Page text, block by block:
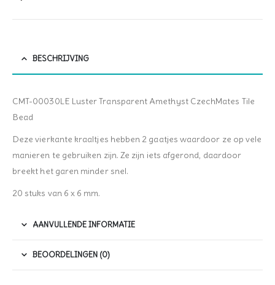
BESCHRIJVING
CMT-00030LE Luster Transparent Amethyst CzechMates Tile
Bead
Deze vierkante kraaltjes hebben 2 gaatjes waardoor ze op vele
manieren te gebruiken zijn. Ze zijn iets afgerond, daardoor
breekt het garen minder snel.
20 stuks van 6 x 6 mm.
AANVULLENDE INFORMATIE
BEOORDELINGEN (0)